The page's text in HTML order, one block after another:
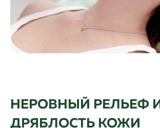
НЕРОВНЫЙ РЕЛЬЕФ И
ДРЯБЛОСТЬ КОЖИ